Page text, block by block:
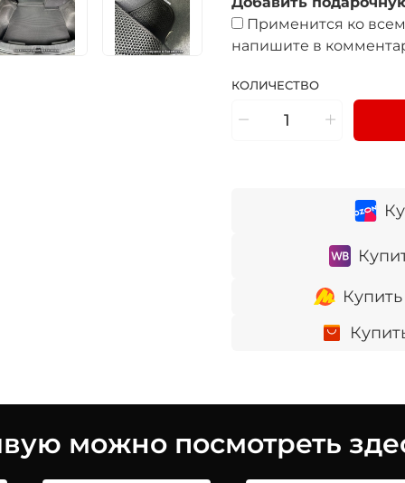
КОЛИЧЕСТВО
Применится ко всем
напишите в
можно посмотреть